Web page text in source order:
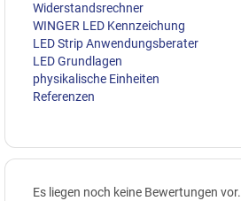
Widerstandsrechner
WINGER LED Kennzeichung
LED Strip Anwendungsberater
LED Grundlagen
physikalische Einheiten
Referenzen
Es liegen noch keine Bewertungen vor.